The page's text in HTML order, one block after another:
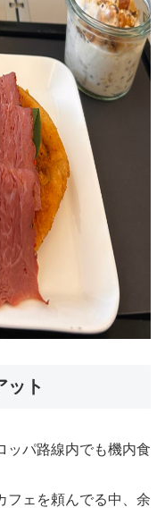
ット
ッパ路線内でも機内食
フェを頼んでる中、余